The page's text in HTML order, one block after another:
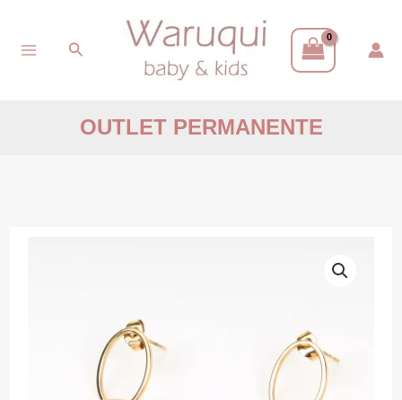
Buscar
OUTLET PERMANENTE